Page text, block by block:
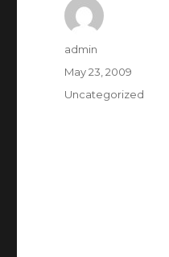
Author
admin
Posted
May 23, 2009
Categories
Uncategorized